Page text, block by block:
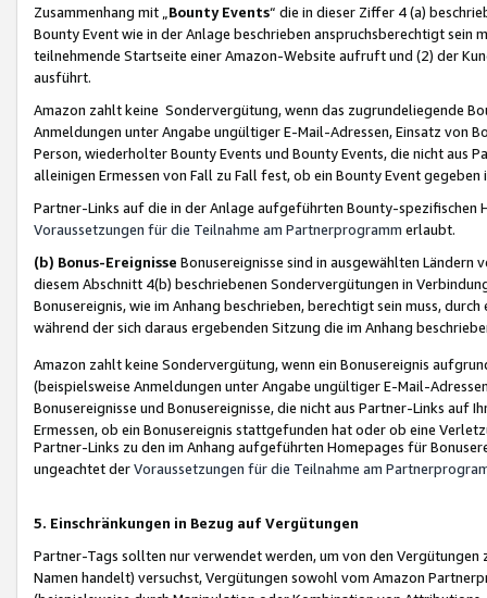
Zusammenhang mit „ Bounty Events“ die in dieser Ziffer 4 (a)
Bounty Event wie in der Anlage beschrieben anspruchsberechtigt sein
teilnehmende Startseite einer Amazon-Website aufruft und (2) der
ausführt.
Amazon zahlt keine Sondervergütung, wenn das zugrundeliegende
Anmeldungen unter Angabe ungültiger E-Mail-Adressen, Einsatz von
Person, wiederholter Bounty Events und Bounty Events, die nicht
alleinigen Ermessen von Fall zu Fall fest, ob ein Bounty Event
Partner-Links auf die in der Anlage aufgeführten Bounty-spezifischen
Voraussetzungen für die Teilnahme am Partnerprogramm erlaubt.
(b) Bonus-Ereignisse Bonusereignisse sind in ausgewählten Ländern
diesem Abschnitt 4(b) beschriebenen Sondervergütungen in
Bonusereignis, wie im Anhang beschrieben, berechtigt sein muss,
während der sich daraus ergebenden Sitzung die im Anhang
Amazon zahlt keine Sondervergütung, wenn ein Bonusereignis
(beispielsweise Anmeldungen unter Angabe ungültiger E-Mail-
Bonusereignisse und Bonusereignisse, die nicht aus Partner-Links auf
Ermessen, ob ein Bonusereignis stattgefunden hat oder ob eine
Partner-Links zu den im Anhang aufgeführten Homepages für
ungeachtet derVoraussetzungen für die Teilnahme am
5. Einschränkungen in Bezug auf Vergütungen
Partner-Tags sollten nur verwendet werden, um von den
Namen handelt) versuchst, Vergütungen sowohl vom Amazon